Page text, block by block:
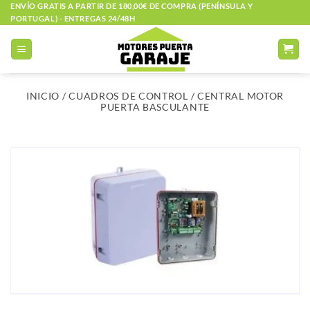
Saltar
al
contenido
ENVÍO GRATIS A PARTIR DE 180,00€ DE COMPRA (PENÍNSULA Y
PORTUGAL) - ENTREGAS 24/48H
INICIO / CUADROS DE CONTROL / CENTRAL MOTOR
PUERTA BASCULANTE